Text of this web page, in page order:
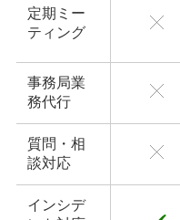
定期ミー
ティング
事務局業
務代行
質問・相
談対応
インシデ